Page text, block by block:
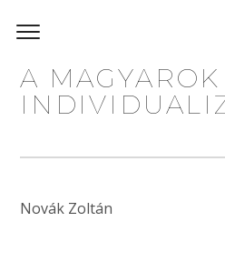
A MAGYAROK
Novák Zoltán